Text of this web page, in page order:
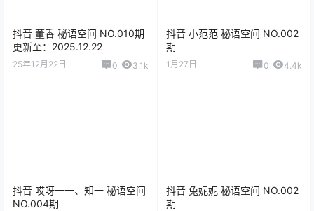
抖音 董香 秘语空间 NO.010期
更新至：2025.12.22
25年12月22日 0 3.1k
抖音 小范范 秘语空间 NO.002
期
1月27日 0 4.4k
抖音 哎呀一一、知一 秘语空间
NO.004期
抖音 兔妮妮 秘语空间 NO.002
期